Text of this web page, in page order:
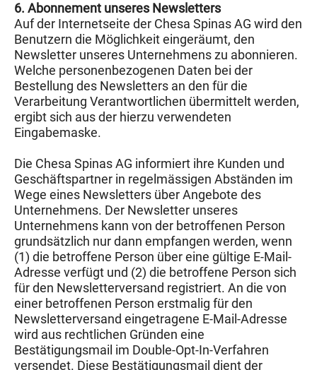
6. Abonnement unseres Newsletters
Auf der Internetseite der Chesa Spinas AG wird den
Benutzern die Möglichkeit eingeräumt, den
Newsletter unseres Unternehmens zu abonnieren.
Welche personenbezogenen Daten bei der
Bestellung des Newsletters an den für die
Verarbeitung Verantwortlichen übermittelt werden,
ergibt sich aus der hierzu verwendeten
Eingabemaske.
Die Chesa Spinas AG informiert ihre Kunden und
Geschäftspartner in regelmässigen Abständen im
Wege eines Newsletters über Angebote des
Unternehmens. Der Newsletter unseres
Unternehmens kann von der betroffenen Person
grundsätzlich nur dann empfangen werden, wenn
(1) die betroffene Person über eine gültige E-Mail-
Adresse verfügt und (2) die betroffene Person sich
für den Newsletterversand registriert. An die von
einer betroffenen Person erstmalig für den
Newsletterversand eingetragene E-Mail-Adresse
wird aus rechtlichen Gründen eine
Bestätigungsmail im Double-Opt-In-Verfahren
versendet. Diese Bestätigungsmail dient der